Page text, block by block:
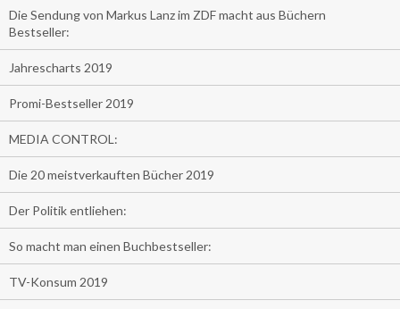
Die Sendung von Markus Lanz im ZDF macht aus Büchern
Bestseller:
Jahrescharts 2019
Promi-Bestseller 2019
MEDIA CONTROL:
Die 20 meistverkauften Bücher 2019
Der Politik entliehen:
So macht man einen Buchbestseller:
TV-Konsum 2019